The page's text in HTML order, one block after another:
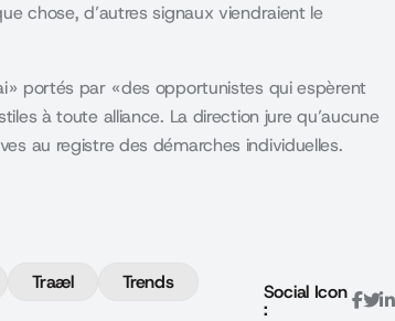
chose, d’autres signaux viendraient le
» portés par « des opportunistes qui espèrent
à toute alliance. La direction jure qu’aucune
au registre des démarches individuelles.
Traæl
Trends
Social Icon
: